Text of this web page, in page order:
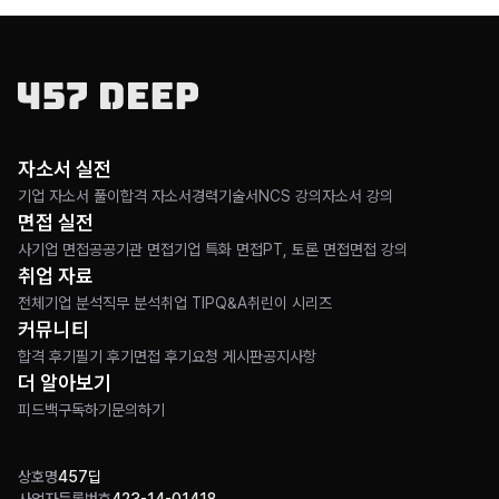
상호명457딥
자소서 실전
기업 자소서 풀이 합격 자소서경력기술서 NCS 강의자소서 강의
면접 실전
사기업 면접공공기관 면접기업 특화 면접PT, 토론 면접면접 강의
취업 자료
전체 기업 분석직무 분석취업 TIPQ&A취린이 시리즈
커뮤니티
합격 후기 필기 후기 면접 후기 요청 게시판공지사항
더 알아보기
피드백구독하기 문의하기